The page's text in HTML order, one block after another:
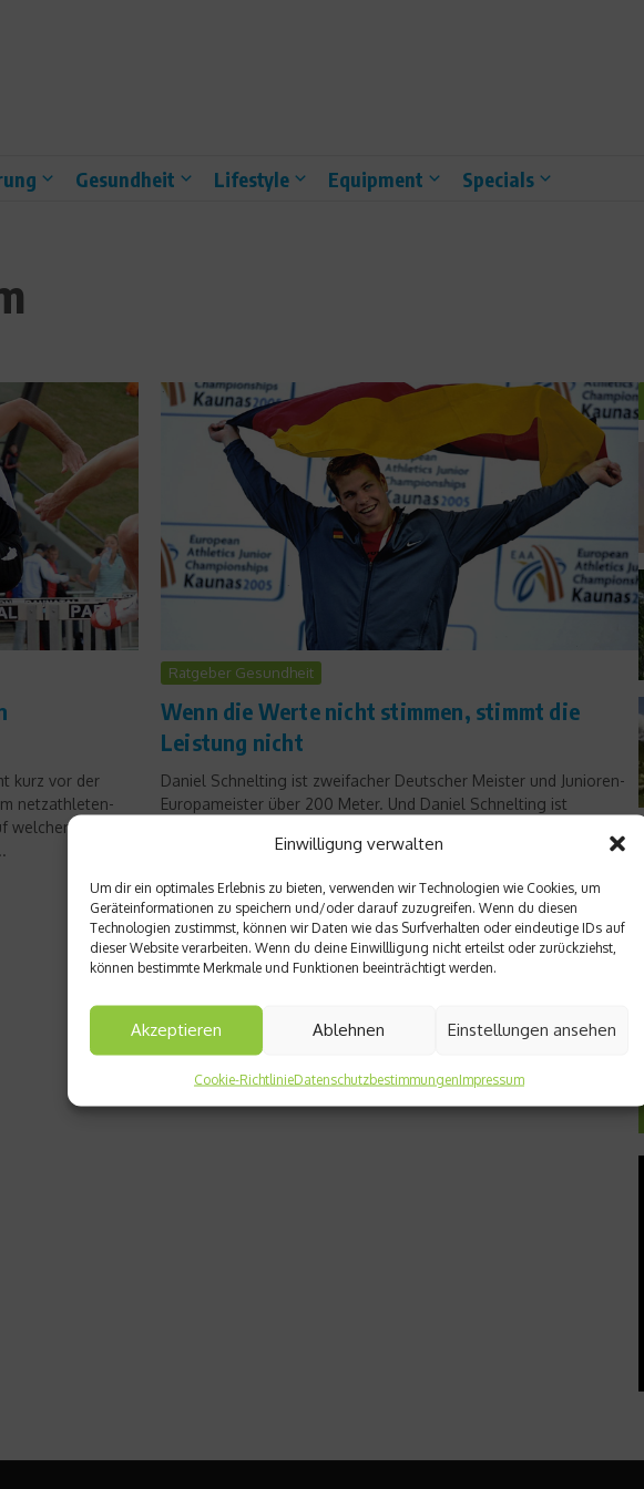
Einwilligung verwalten
Um dir ein optimales Erlebnis zu bieten, verwenden wir Technologien wie Cookies, um
Geräteinformationen zu speichern und/oder darauf zuzugreifen. Wenn du diesen
Technologien zustimmst, können wir Daten wie das Surfverhalten oder eindeutige IDs auf
dieser Website verarbeiten. Wenn du deine Einwillligung nicht erteilst oder zurückziehst,
können bestimmte Merkmale und Funktionen beeinträchtigt werden.
Akzeptieren Ablehnen Einstellungen ansehen
Cookie-RichtlinieDatenschutzbestimmungenImpressum
Gesundheit Lifestyle Equipment Specials
kurz vor der
netzathleten-
welchen
Ratgeber Gesundheit
Wenn die Werte nicht stimmen, stimmt die
Leistung nicht
Daniel Schnelting ist zweifacher Deutscher Meister und Junioren-
Europameister über 200 Meter. Und Daniel Schnelting ist
auch der beste Beweis, dass man trotz Diabetes zu Weltklasse-
Weiterlesen